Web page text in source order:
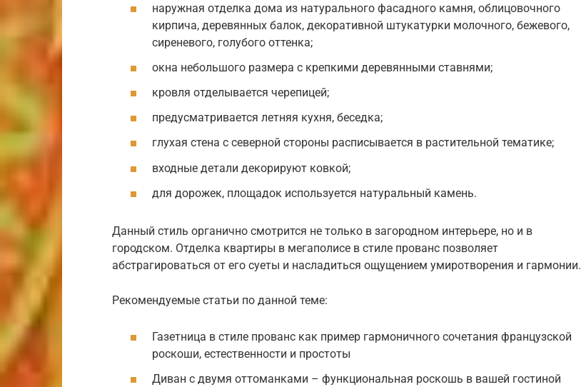
наружная отделка дома из натурального фасадного камня, облицовочного
кирпича, деревянных балок, декоративной штукатурки молочного, бежевого,
сиреневого, голубого оттенка;
окна небольшого размера с крепкими деревянными ставнями;
кровля отделывается черепицей;
предусматривается летняя кухня, беседка;
глухая стена с северной стороны расписывается в растительной тематике;
входные детали декорируют ковкой;
для дорожек, площадок используется натуральный камень.
Данный стиль органично смотрится не только в загородном интерьере, но и в
городском. Отделка квартиры в мегаполисе в стиле прованс позволяет
абстрагироваться от его суеты и насладиться ощущением умиротворения и гармонии.
Рекомендуемые статьи по данной теме:
Газетница в стиле прованс как пример гармоничного сочетания французской
роскоши, естественности и простоты
Диван с двумя оттоманками – функциональная роскошь в вашей гостиной